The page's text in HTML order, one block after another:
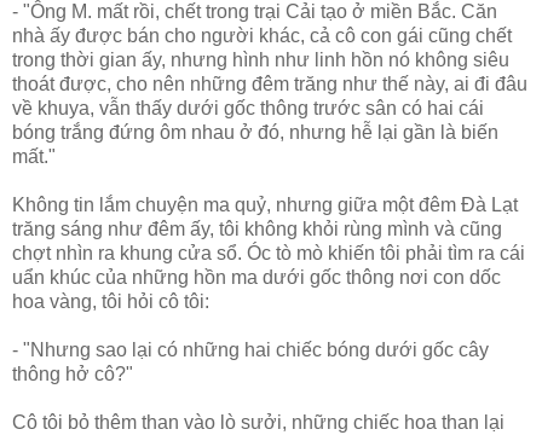
- "Ông M. mất rồi, chết trong trại Cải tạo ở miền Bắc. Căn
nhà ấy được bán cho người khác, cả cô con gái cũng chết
trong thời gian ấy, nhưng hình như linh hồn nó không siêu
thoát được, cho nên những đêm trăng như thế này, ai đi đâu
về khuya, vẫn thấy dưới gốc thông trước sân có hai cái
bóng trắng đứng ôm nhau ở đó, nhưng hễ lại gần là biến
mất."
Không tin lắm chuyện ma quỷ, nhưng giữa một đêm Ðà Lạt
trăng sáng như đêm ấy, tôi không khỏi rùng mình và cũng
chợt nhìn ra khung cửa sổ. Óc tò mò khiến tôi phải tìm ra cái
uẩn khúc của những hồn ma dưới gốc thông nơi con dốc
hoa vàng, tôi hỏi cô tôi:
- "Nhưng sao lại có những hai chiếc bóng dưới gốc cây
thông hở cô?"
Cô tôi bỏ thêm than vào lò sưởi, những chiếc hoa than lại